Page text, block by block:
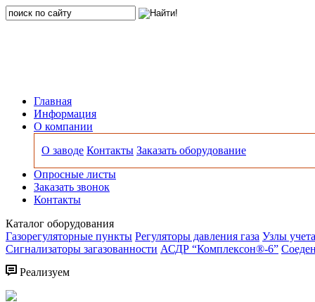
Главная
Информация
О компании
О заводе Контакты Заказать оборудование
Опросные листы
Заказать звонок
Контакты
Каталог оборудования
Газорегуляторные пункты Регуляторы давления газа Узлы
Сигнализаторы загазованности АСДР “Комплексон®-6”
Реализуем